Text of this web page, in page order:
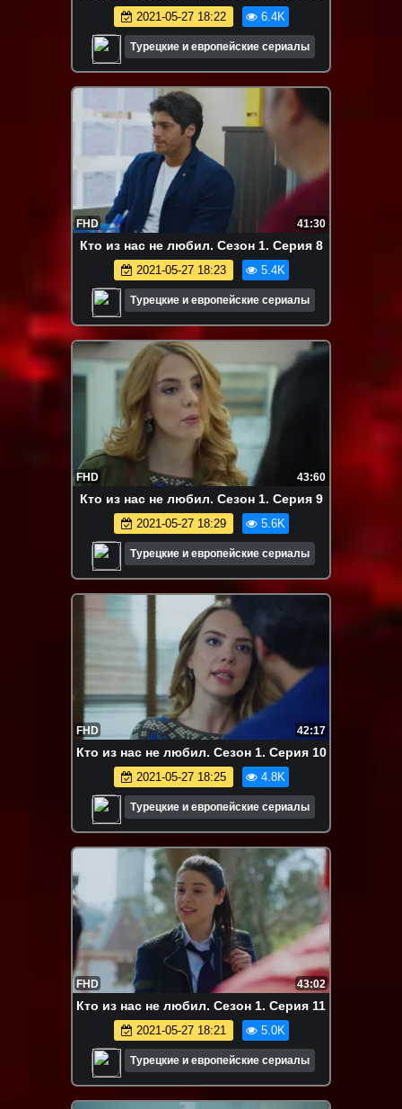
2021-05-27 18:22 6.4K
Турецкие и европейские сериалы
FHD 41:30
Кто из нас не любил. Сезон 1. Серия 8
2021-05-27 18:23 5.4K
Турецкие и европейские сериалы
FHD 43:60
Кто из нас не любил. Сезон 1. Серия 9
2021-05-27 18:29 5.6K
Турецкие и европейские сериалы
FHD 42:17
Кто из нас не любил. Сезон 1. Серия 10
2021-05-27 18:25 4.8K
Турецкие и европейские сериалы
FHD 43:02
Кто из нас не любил. Сезон 1. Серия 11
2021-05-27 18:21 5.0K
Турецкие и европейские сериалы